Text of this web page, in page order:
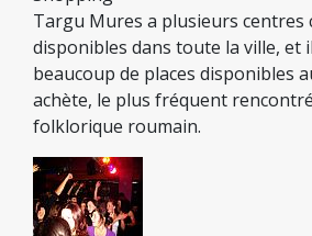
Targu Mures a plusieurs centres
disponibles dans toute la ville, et
beaucoup de places disponibles
achète, le plus fréquent
folklorique roumain.